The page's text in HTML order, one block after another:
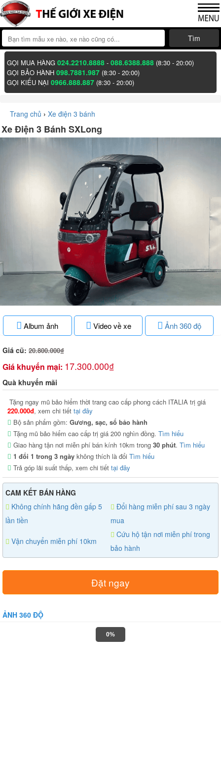
Tìm
GỌI MUA HÀNG024.2210.8888 -088.6388.888 (8:30 - 20:00)
GỌI BẢO HÀNH098.7881.987 (8:30 - 20:00)
GỌI KIẾU NẠI0966.888.887 (8:30 - 20:00)
Trang chủ › Xe điện 3 bánh
Xe Điện 3 Bánh SXLong
Album ảnh Video về xe Ảnh 360 độ
Giá cũ: 20.800.000₫
Giá khuyến mại: 17.300.000₫
Quà khuyến mãi
Tặng ngay mũ bảo hiểm thời trang cao cấp phong cách ITALIA trị giá
220.000đ, xem chi tiết tại đây
Bộ sản phẩm gồm: Gương, sạc, sổ bảo hành
Tặng mũ bảo hiểm cao cấp trị giá 200 nghìn đồng. Tìm hiểu
Giao hàng tận nơi miễn phí bán kính 10km trong 30 phút. Tìm hiểu
1 đổi 1 trong 3 ngày không thích là đổi Tìm hiểu
Trả góp lãi suất thấp, xem chi tiết tại đây
CAM KẾT BÁN HÀNG
Không chính hãng đền gấp 5
lần tiền
Đổi hàng miễn phí sau 3 ngày
mua
Vận chuyển miễn phí 10km
Cứu hộ tận nơi miễn phí trong
bảo hành
Đặt ngay
ẢNH 360 ĐỘ
0%